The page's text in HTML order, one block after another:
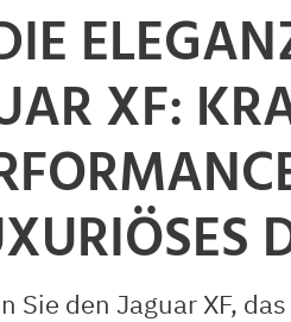
XF:
Sie den Jaguar XF,